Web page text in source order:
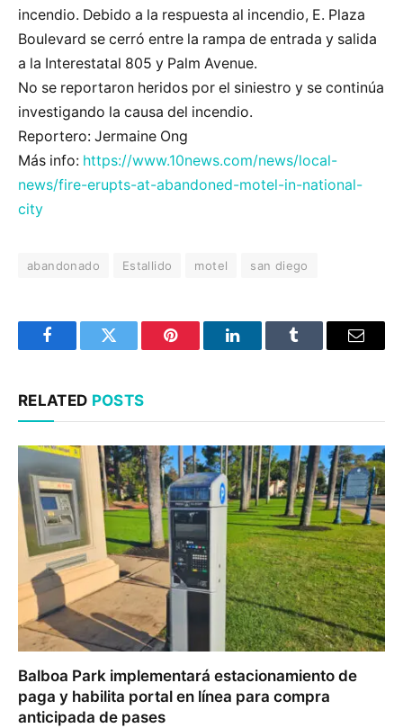
incendio. Debido a la respuesta al incendio, E. Plaza
Boulevard se cerró entre la rampa de entrada y salida
a la Interestatal 805 y Palm Avenue.
No se reportaron heridos por el siniestro y se continúa
investigando la causa del incendio.
Reportero: Jermaine Ong
Más info: https://www.10news.com/news/local-
news/fire-erupts-at-abandoned-motel-in-national-
city
abandonado Estallido motel san diego
FacebookTwitter Pinterest LinkedInTumblr Email
RELATED POSTS
Balboa Park implementará estacionamiento de
paga y habilita portal en línea para compra
anticipada de pases